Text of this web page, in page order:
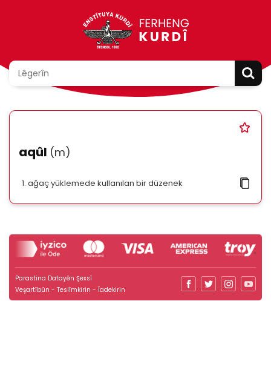
aqûl (m)
ağaç yüklemede kullanılan bir düzenek
Parastina Datayên Şexsî
Veşartîbûn - Teslîmkirin - Îadekirin